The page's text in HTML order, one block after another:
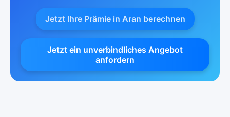
Jetzt Ihre Prämie in Aran berechnen
Jetzt ein unverbindliches Angebot
anfordern